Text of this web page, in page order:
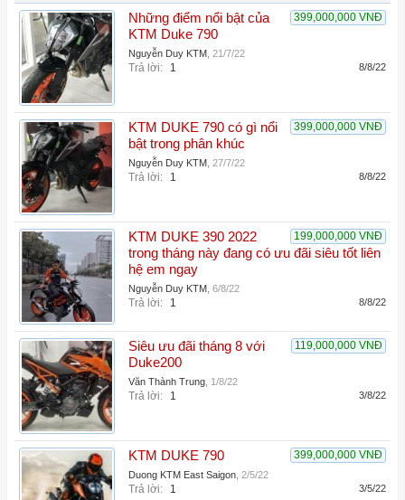
399,000,000 VNĐ
Những điểm nổi bật của
KTM Duke 790
Nguyễn Duy KTM 21/7/22
Trả lời: 1 8/8/22
399,000,000 VNĐ
KTM DUKE 790 có gì nổi
bật trong phân khúc
Nguyễn Duy KTM 27/7/22
Trả lời: 1 8/8/22
199,000,000 VNĐ
KTM DUKE 390 2022
trong tháng này đang có ưu đãi siêu tốt liên
hệ em ngay
Nguyễn Duy KTM 6/8/22
Trả lời: 1 8/8/22
119,000,000 VNĐ
Siêu ưu đãi tháng 8 với
Duke200
Văn Thành Trung 1/8/22
Trả lời: 1 3/8/22
399,000,000 VNĐ
KTM DUKE 790
Duong KTM East Saigon 2/5/22
Trả lời: 1 3/5/22